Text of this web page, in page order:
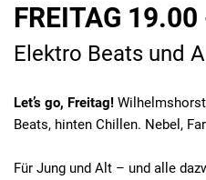
FREITAG
Elektro Beats und
Let’s go, Freitag!
Beats, hinten Chillen. Nebel,
Für Jung und Alt – und alle